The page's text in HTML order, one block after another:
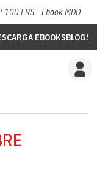
100 FRS Ebook MDD
EBOOKSBLOGS